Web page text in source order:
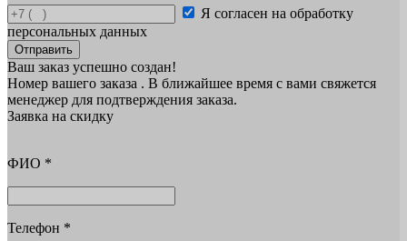
Я согласен на обработку
персональных данных
Отправить
Ваш заказ успешно создан!
Номер вашего заказа . В ближайшее время с вами свяжется
менеджер для подтверждения заказа.
Заявка на скидку
ФИО *
Телефон *